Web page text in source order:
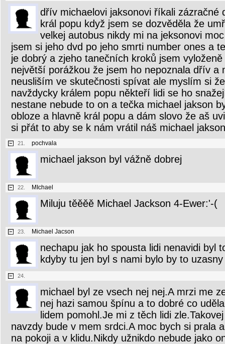
dřív michaelovi jaksonovi říkali zázračné
král popu když jsem se dozvěděla že
velkej autobus nikdy mi na jeksonovi
jsem si jeho dvd po jeho smrti number ones a
je dobrý a zjeho tanečních kroků jsem
největší porážkou že jsem ho nepoznala dřív a
neusliším ve skutečnosti spívat ale myslím si
navždycky králem popu někteří lidi se ho
nestane nebude to on a tečka michael jakson
obloze a hlavně král popu a dám slovo že aš
si přát to aby se k nám vrátil náš michael
21. pochvala
michael jakson byl vážně dobrej
22. MIchael
Miluju těěěě Michael Jackson 4-Ewer:'-(
23. Michael Jacson
nechapu jak ho spousta lidi nenavidi byl
kdyby tu jen byl s nami bylo by to uzasny
24.
michael byl ze vsech nej nej.A mrzi me
nej hazi samou špínu a to dobré co
lidem pomohl.Je mi z těch lidi
navzdy bude v mem srdci.A moc bych si prala
na pokoji a v klidu.Nikdy užnikdo nebude jako